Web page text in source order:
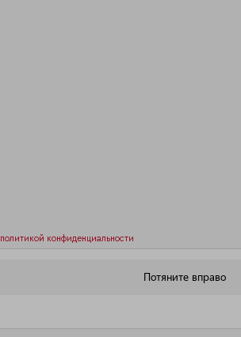
политикой конфиденциальности